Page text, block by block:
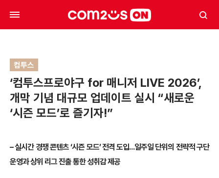
컴투스
‘컴투스프로야구 for 매니저 LIVE 2026’,
개막 기념 대규모 업데이트 실시 “새로운
‘시즌 모드’로 즐기자!”
– 실시간 경쟁 콘텐츠 ‘시즌 모드’ 전격 도입…일주일 단위의 전략적 구단
운영과 상위 리그 진출 통한 성취감 제공